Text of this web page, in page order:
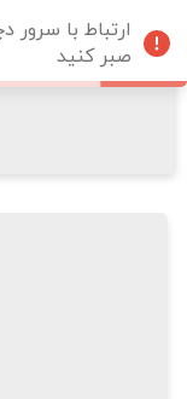
ارتباط با
صبر کنید